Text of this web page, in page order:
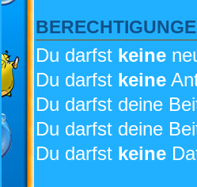
Du darfst keine
Du darfst keine
Du darfst deine
Du darfst deine
Du darfst keine